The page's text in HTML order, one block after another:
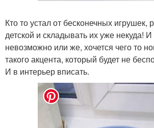
Кто то устал от бесконечных игрушек,
детской и складывать их уже некуда! И
невозможно или же, хочется чего то
такого акцента, который будет не
И в интерьер вписать.